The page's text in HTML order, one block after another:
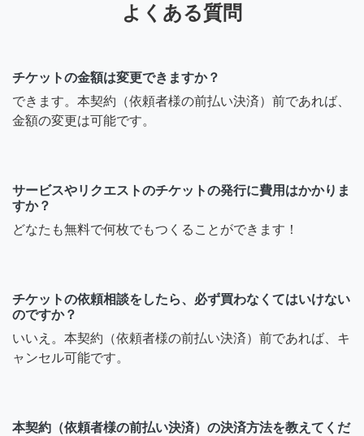
よくある質問
チケットの金額は変更できますか？
できます。本契約（依頼者様の前払い決済）前であれば、
金額の変更は可能です。
サービスやリクエストのチケットの発行に費用はかかりま
すか？
どなたも無料で何枚でもつくることができます！
チケットの依頼相談をしたら、必ず買わなくてはいけない
のですか？
いいえ。本契約（依頼者様の前払い決済）前であれば、キ
ャンセル可能です。
本契約（依頼者様の前払い決済）の決済方法を教えてくだ